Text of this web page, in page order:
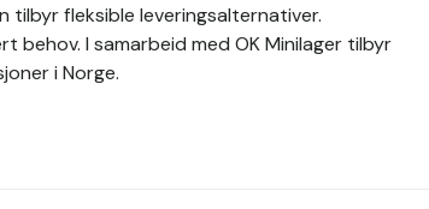
tilbyr fleksible leveringsalternativer.
I samarbeid med OK Minilager tilbyr
i Norge.